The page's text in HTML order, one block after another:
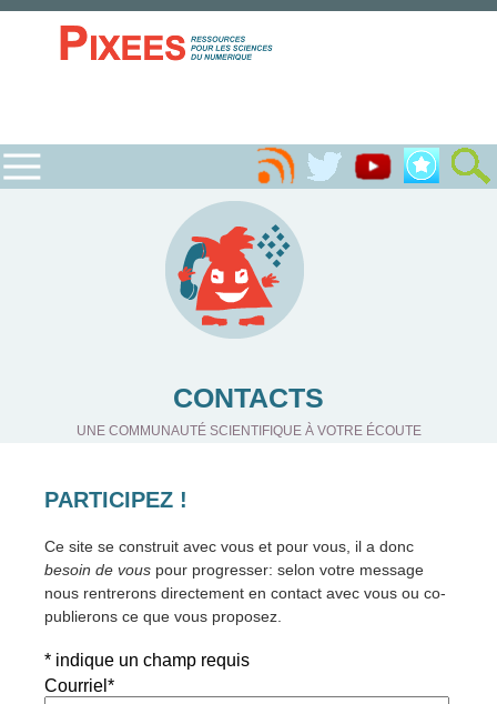
CONTACTS
UNE COMMUNAUTÉ SCIENTIFIQUE À VOTRE ÉCOUTE
PARTICIPEZ !
Ce site se construit avec vous et pour vous, il a donc
besoin de vous pour progresser: selon votre message
nous rentrerons directement en contact avec vous ou co-
publierons ce que vous proposez.
* indique un champ requis
Courriel *